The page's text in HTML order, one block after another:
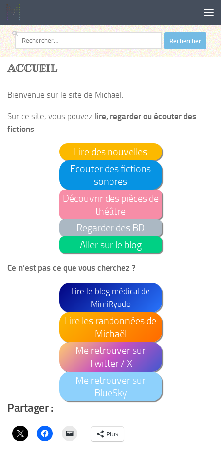
Au dessous du contenu
Rechercher :
ACCUEIL
Bienvenue sur le site de Michaël.
Sur ce site, vous pouvez lire, regarder ou écouter des
fictions !
Lire des nouvelles
Ecouter des fictions
sonores
Découvrir des pièces de
théâtre
Regarder des BD
Aller sur le blog
Ce n’est pas ce que vous cherchez ?
Lire le blog médical de
MimiRyudo
Lire les randonnées de
Michaël
Me retrouver sur
Twitter / X
Me retrouver sur
BlueSky
Partager :
Plus